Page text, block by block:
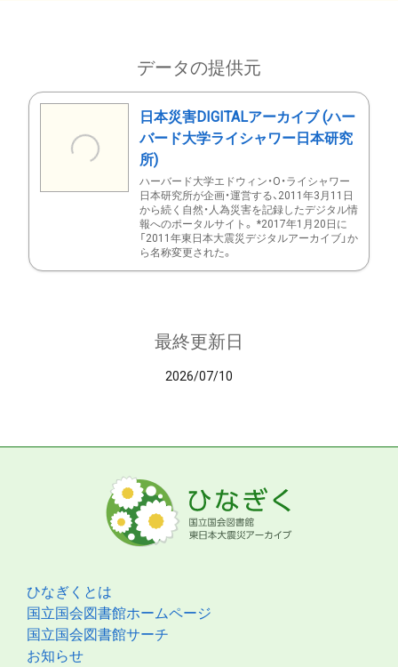
データの提供元
日本災害DIGITALアーカイブ (ハー
バード大学ライシャワー日本研究
所)
ハーバード大学エドウィン・O・ライシャワー
日本研究所が企画・運営する、2011年3月11日
から続く自然・人為災害を記録したデジタル情
報へのポータルサイト。 *2017年1月20日に
「2011年東日本大震災デジタルアーカイブ」か
ら名称変更された。
最終更新日
2026/07/10
ひなぎくとは
国立国会図書館ホームページ
国立国会図書館サーチ
お知らせ